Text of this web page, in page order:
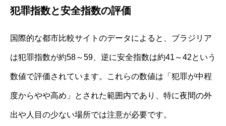
犯罪指数と安全指数の評価
国際的な都市比較サイトのデータによると、ブラジリア
は犯罪指数が約58～59、逆に安全指数は約41～42という
数値で評価されています。これらの数値は「犯罪が中程
度からやや高め」とされた範囲内であり、特に夜間の外
出や人目の少ない場所では注意が必要です。